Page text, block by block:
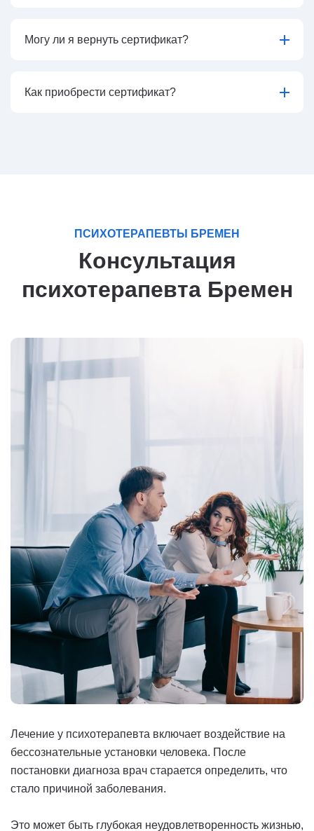
Могу ли я вернуть сертификат?
Как приобрести сертификат?
ПСИХОТЕРАПЕВТЫ БРЕМЕН
Консультация
психотерапевта Бремен
Лечение у психотерапевта включает воздействие на
бессознательные установки человека. После
постановки диагноза врач старается определить, что
стало причиной заболевания.
Это может быть глубокая неудовлетворенность жизнью,